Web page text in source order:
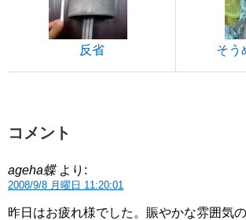
反省 そう
コメント
ageha蝶 より:
2008/9/8 月曜日 11:20:01
昨日はお疲れ様でした。賑やかな雰囲気